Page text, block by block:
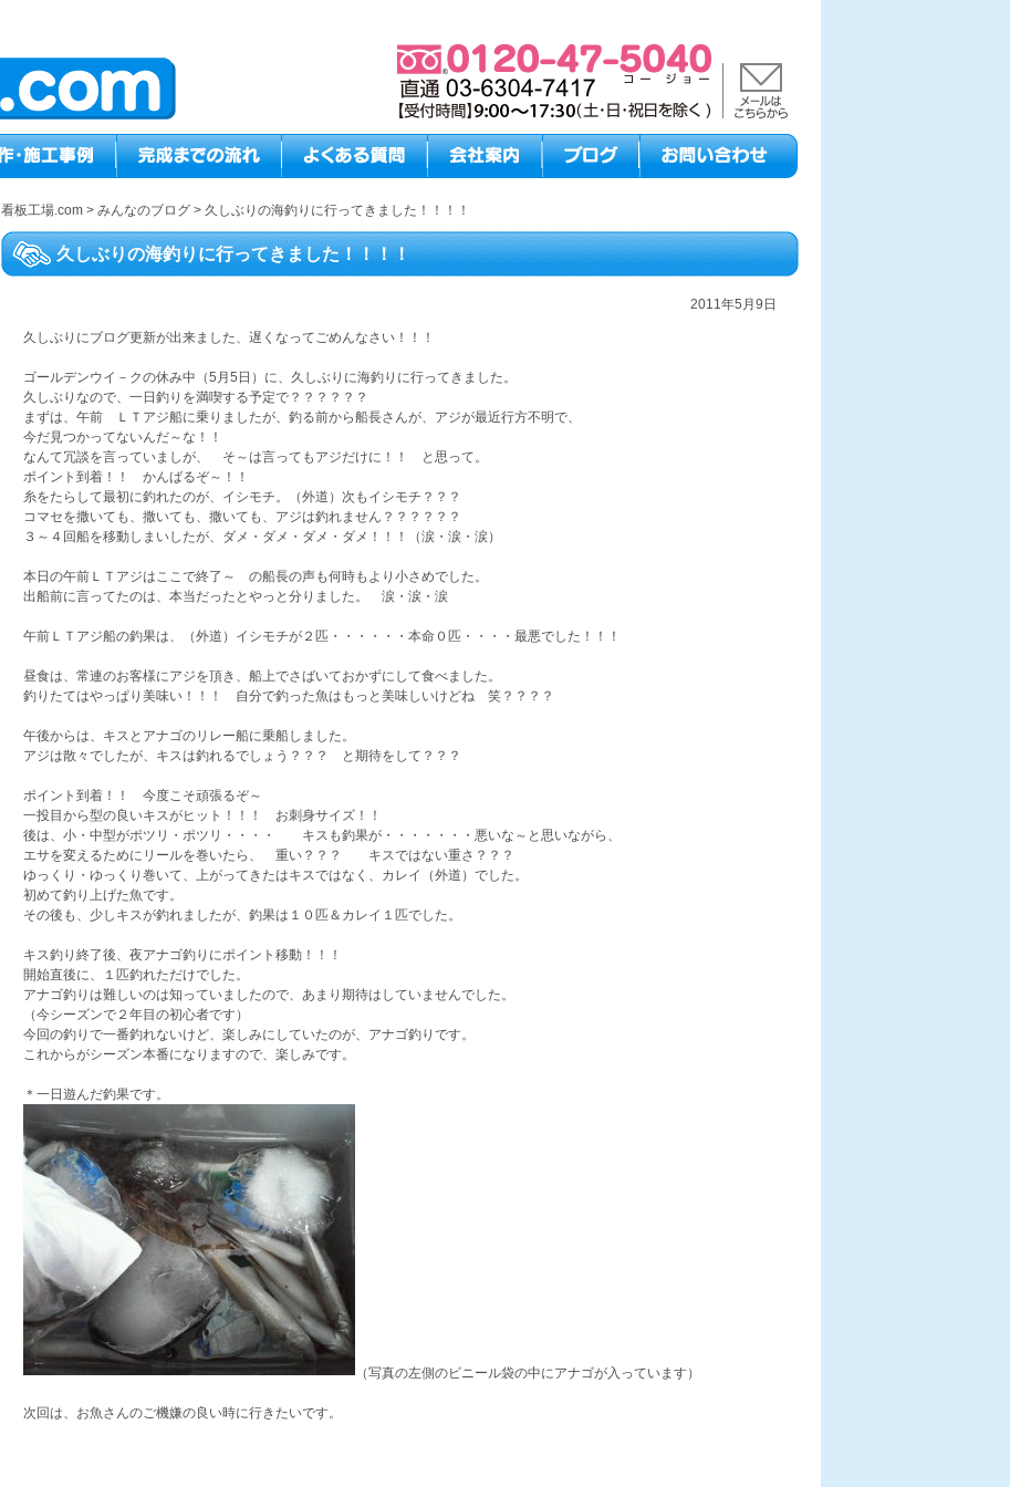
看板工場.com> みんなのブログ> 久しぶりの海釣りに行ってきました！！！！
久しぶりの海釣りに行ってきました！！！！
2011年5月9日
久しぶりにブログ更新が出来ました、遅くなってごめんなさい！！！
ゴールデンウイ－クの休み中（5月5日）に、久しぶりに海釣りに行ってきました。
久しぶりなので、一日釣りを満喫する予定で？？？？？？
まずは、午前 ＬＴアジ船に乗りましたが、釣る前から船長さんが、アジが最近行方不明で、
今だ見つかってないんだ～な！！
なんて冗談を言っていましが、 そ～は言ってもアジだけに！！ と思って。
ポイント到着！！ かんばるぞ～！！
糸をたらして最初に釣れたのが、イシモチ。（外道）次もイシモチ？？？
コマセを撒いても、撒いても、撒いても、アジは釣れません？？？？？？
３～４回船を移動しまいしたが、ダメ・ダメ・ダメ・ダメ！！！（涙・涙・涙）
本日の午前ＬＴアジはここで終了～ の船長の声も何時もより小さめでした。
出船前に言ってたのは、本当だったとやっと分りました。 涙・涙・涙
午前ＬＴアジ船の釣果は、（外道）イシモチが２匹・・・・・・本命０匹・・・・最悪でした！！！
昼食は、常連のお客様にアジを頂き、船上でさばいておかずにして食べました。
釣りたてはやっぱり美味い！！！ 自分で釣った魚はもっと美味しいけどね 笑？？？？
午後からは、キスとアナゴのリレー船に乗船しました。
アジは散々でしたが、キスは釣れるでしょう？？？ と期待をして？？？
ポイント到着！！ 今度こそ頑張るぞ～
一投目から型の良いキスがヒット！！！ お刺身サイズ！！
後は、小・中型がポツリ・ポツリ・・・・ キスも釣果が・・・・・・・悪いな～と思いながら、
エサを変えるためにリールを巻いたら、 重い？？？ キスではない重さ？？？
ゆっくり・ゆっくり巻いて、上がってきたはキスではなく、カレイ（外道）でした。
初めて釣り上げた魚です。
その後も、少しキスが釣れましたが、釣果は１０匹＆カレイ１匹でした。
キス釣り終了後、夜アナゴ釣りにポイント移動！！！
開始直後に、１匹釣れただけでした。
アナゴ釣りは難しいのは知っていましたので、あまり期待はしていませんでした。
（今シーズンで２年目の初心者です）
今回の釣りで一番釣れないけど、楽しみにしていたのが、アナゴ釣りです。
これからがシーズン本番になりますので、楽しみです。
＊一日遊んだ釣果です。
（写真の左側のビニール袋の中にアナゴが入っています）
次回は、お魚さんのご機嫌の良い時に行きたいです。